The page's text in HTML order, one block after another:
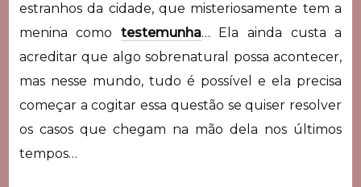
estranhos da cidade, que misteriosamente tem a
menina como testemunha… Ela ainda custa a
acreditar que algo sobrenatural possa acontecer,
mas nesse mundo, tudo é possível e ela precisa
começar a cogitar essa questão se quiser resolver
os casos que chegam na mão dela nos últimos
tempos…